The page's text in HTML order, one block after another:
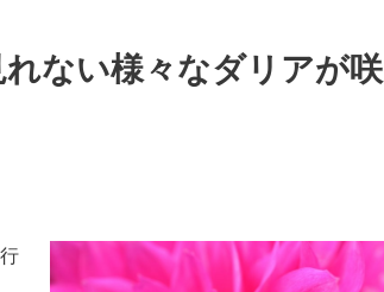
れない様々なダリアが咲